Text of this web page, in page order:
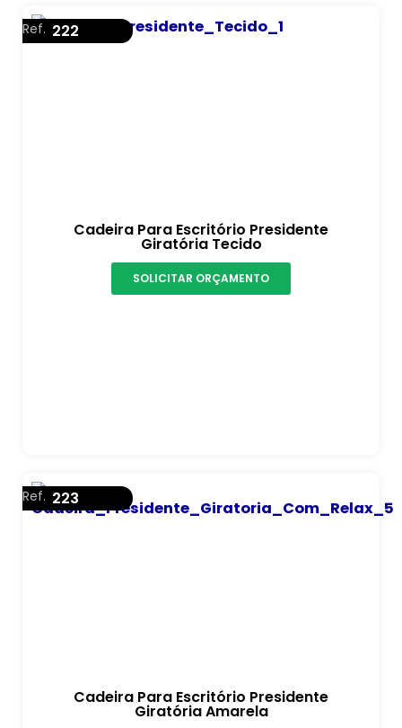
Cadeira Para Escritório Presidente
Giratória Tecido
Ref. 222
SOLICITAR ORÇAMENTO
Cadeira Para Escritório Presidente
Giratória Amarela
Ref. 223